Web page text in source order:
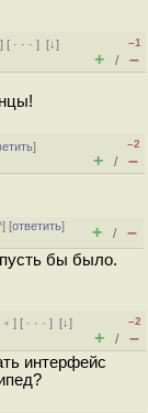
] [ · · ·][↓]
–1
+ / –
]
–2
+ / –
] [ответить]
+ / –
бы было.
] [ · · ·][↓]
–2
+ / –
интерфейс